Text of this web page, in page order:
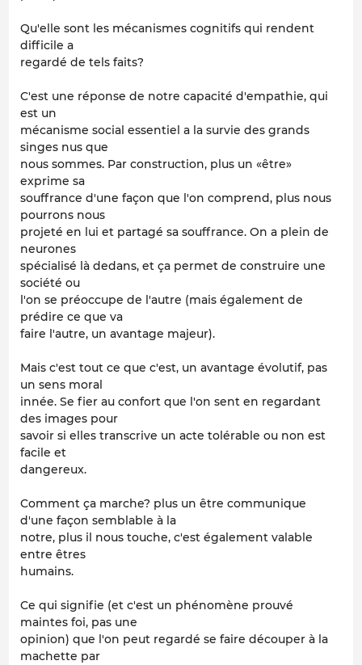
Qu'elle sont les mécanismes cognitifs qui rendent
difficile a
regardé de tels faits?
C'est une réponse de notre capacité d'empathie, qui
est un
mécanisme social essentiel a la survie des grands
singes nus que
nous sommes. Par construction, plus un «être»
exprime sa
souffrance d'une façon que l'on comprend, plus nous
pourrons nous
projeté en lui et partagé sa souffrance. On a plein de
neurones
spécialisé là dedans, et ça permet de construire une
société ou
l'on se préoccupe de l'autre (mais également de
prédire ce que va
faire l'autre, un avantage majeur).
Mais c'est tout ce que c'est, un avantage évolutif, pas
un sens moral
innée. Se fier au confort que l'on sent en regardant
des images pour
savoir si elles transcrive un acte tolérable ou non est
facile et
dangereux.
Comment ça marche? plus un être communique
d'une façon semblable à la
notre, plus il nous touche, c'est également valable
entre êtres
humains.
Ce qui signifie (et c'est un phénomène prouvé
maintes foi, pas une
opinion) que l'on peut regardé se faire découper à la
machette par